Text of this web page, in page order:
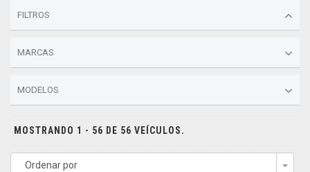
FILTROS
MARCAS
MODELOS
MOSTRANDO 1 - 56 DE 56 VEÍCULOS.
Ordenar por